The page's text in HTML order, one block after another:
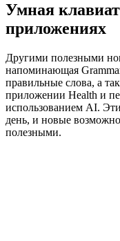
Умная
приложениях
Другими полезными
напоминающая
правильные слова, а
приложении Health и
использованием AI.
день, и новые
полезными.